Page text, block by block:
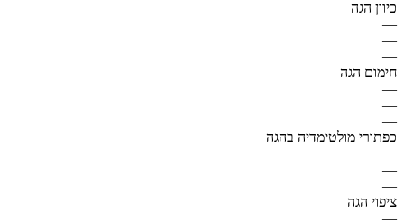
כיוון הגה
—
—
—
חימום הגה
—
—
—
כפתורי מולטימדיה בהגה
—
—
—
ציפוי הגה
—